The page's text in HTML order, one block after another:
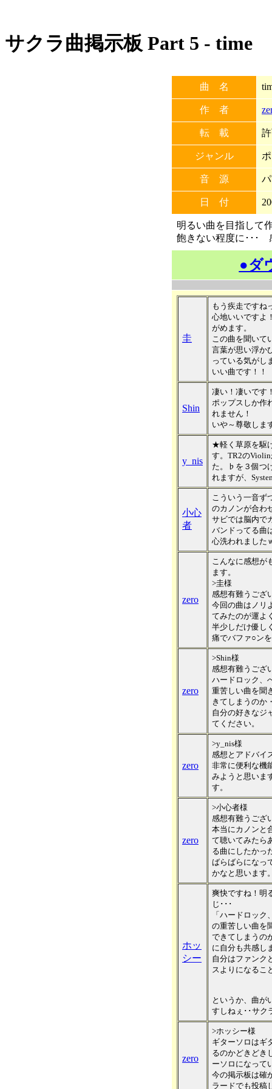
サクラ曲掲示板 Part 5 - time
曲 名
作 者
転 載
ジャンル
音 源
日 付
明るい曲を目指して
飽きない程度に･･･
●ダ
圭
もう疾走ですね
心地いいですよ
がめます。
この曲を聞いて
言葉が思い浮か
っている気がし
いい曲です！！
Shin
凄い！凄いです
ポップスしか作
れません！
いや～尊敬しま
y_nis
★軽く草原を駆
す。TR2の
た。♭を３個つ
れますが、
小心
者
こういう一音ず
のカノンが合わ
サビでは脳内で
バンドってる曲
心洗われました
zero
こんなに感想
ます。
>圭様
感想有難うござ
今回の曲はノリ
てみたのが運よ
半少しだけ優し
痛でバファ○ン
zero
>Shin様
感想有難うござ
ハードロック、
重苦しい曲を聞
きてしまうのか
自分の好きなジ
てください。
zero
>y_nis様
感想とアドバイ
非常に便利な機
みようと思いま
す。
zero
>小心者様
感想有難うござ
本当にカノンと
て聴いてみたら
る曲にしたかっ
ばらばらになっ
かなと思います
ホッ
シー
爽快ですね！明
じ･･･
「ハードロッ
の重苦しい曲を
できてしまうの
に自分も共感し
自分はファンク
スよりになるこ
というか、曲が
すしねぇ･･サク
zero
>ホッシー様
ギターソロはギ
るのかどきどき
ーソロになって
今の掲示板は確
ラードでも投稿